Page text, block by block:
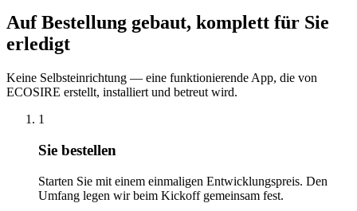
Auf Bestellung gebaut, komplett für Sie
erledigt
Keine Selbsteinrichtung — eine funktionierende App, die von
ECOSIRE erstellt, installiert und betreut wird.
1
Sie bestellen
Starten Sie mit einem einmaligen Entwicklungspreis. Den
Umfang legen wir beim Kickoff gemeinsam fest.